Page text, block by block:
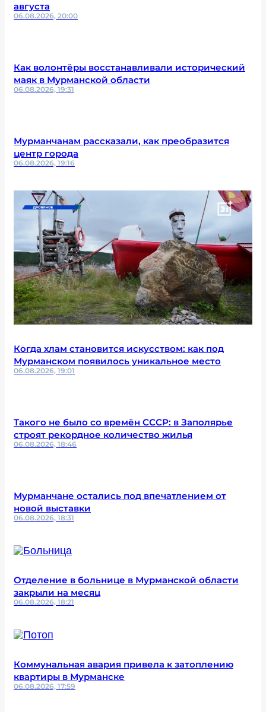
августа
06.08.2026, 20:00
Как волонтёры восстанавливали исторический
маяк в Мурманской области
06.08.2026, 19:31
Мурманчанам рассказали, как преобразится
центр города
06.08.2026, 19:16
Когда хлам становится искусством: как под
Мурманском появилось уникальное место
06.08.2026, 19:01
Такого не было со времён СССР: в Заполярье
строят рекордное количество жилья
06.08.2026, 18:46
Мурманчане остались под впечатлением от
новой выставки
06.08.2026, 18:31
Отделение в больнице в Мурманской области
закрыли на месяц
06.08.2026, 18:21
Коммунальная авария привела к затоплению
квартиры в Мурманске
06.08.2026, 17:59